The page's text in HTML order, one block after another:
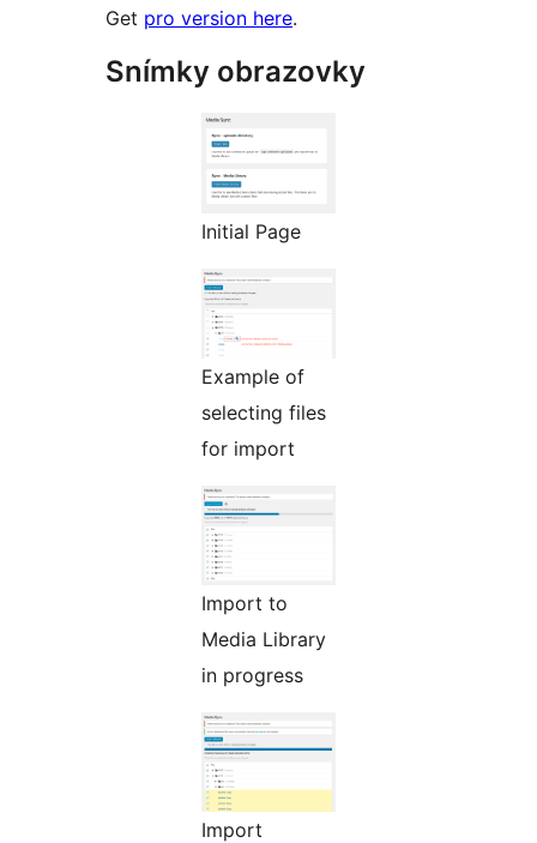
Get pro version here.
Snímky obrazovky
Initial Page
Example of
selecting files
for import
Import to
Media Library
in progress
Import